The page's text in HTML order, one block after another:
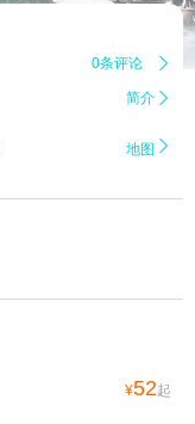
0条评论 
简介 
地图 
¥52起